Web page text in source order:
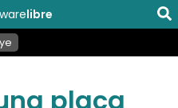
libre
placa